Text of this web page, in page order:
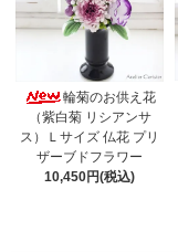
輪菊のお供え花
（紫白菊 リシアンサ
ス）Ｌサイズ 仏花 プリ
ザーブドフラワー
10,450円(税込)